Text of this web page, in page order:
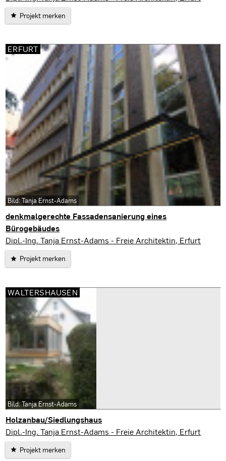
Projekt merken
denkmalgerechte Fassadensanierung eines
Bürogebäudes
Erfurt
Dipl.-Ing. Tanja Ernst-Adams - Freie Architektin, Erfurt
Projekt merken
ERFURT
Bild: Tanja Ernst-Adams
Holzanbau/Siedlungshaus
Waltershausen
Dipl.-Ing. Tanja Ernst-Adams - Freie Architektin, Erfurt
Projekt merken
WALTERSHAUSEN
Bild: Tanja Ernst-Adams